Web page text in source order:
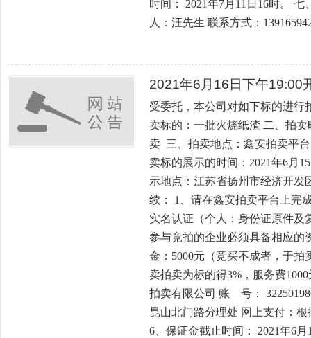
时间： 2021年7月11日16时。
人：汪先生 联系方式：
2021年6月16日下午19:00
受委托，本公司对如下标的进行
卖标的：一批火烧纸渣 二、拍卖
卖 三、拍卖地点：鑫安拍卖平
卖标的展示的时间：2021年6月
示地点：江苏省扬州市经济开发
续： 1、请在鑫安拍卖平台上完
实名认证（个人：身份证原件及
参与竞拍的企业必须具备相应的
金：5000元（竞买不成者，于
卖拍卖为标的得3%，服务费
拍卖有限公司 账 号：
昆山北门路分理处 网上支付：
6、保证金截止时间： 2021年6